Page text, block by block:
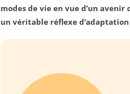
modes de vie en vue d’un
un véritable réflexe d’adaptation